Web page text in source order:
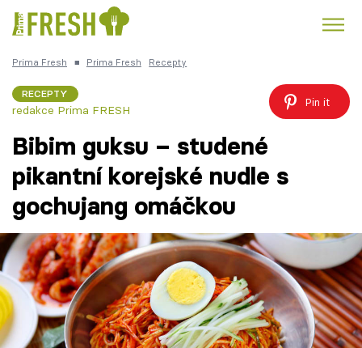
Česká kuchyně Čokoláda
Témata
Recepty
Články
TV Program
Prima Fresh ■ Prima Fresh Recepty
RECEPTY
redakce Prima FRESH
Pin it
Bibim guksu – studené
pikantní korejské nudle s
gochujang omáčkou